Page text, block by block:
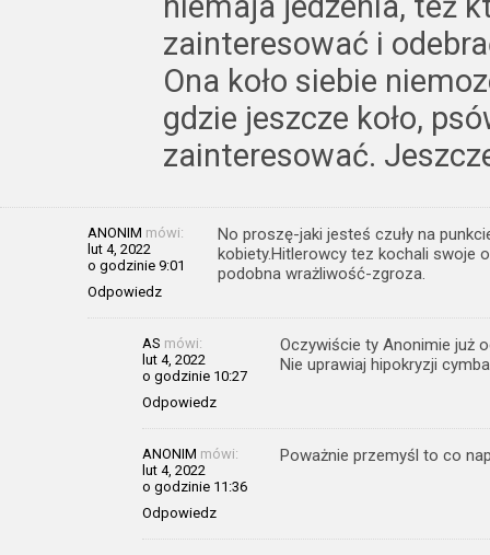
zainteresować i
Ona koło siebie
gdzie jeszcze koło,
zainteresować.
ANONIM mówi:
lut 4, 2022
o godzinie 9:01
Odpowiedz
No proszę-jaki jesteś czuły na
kobiety.Hitlerowcy tez kochali swoje
podobna wrażliwość-zgroza.
AS mówi:
lut 4, 2022
o godzinie 10:27
Odpowiedz
Oczywiście ty Anonimie już
Nie uprawiaj hipokryzji
ANONIM mówi:
lut 4, 2022
o godzinie 11:36
Odpowiedz
Poważnie przemyśl to co